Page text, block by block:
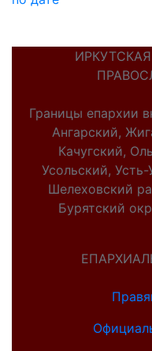
Границы епархии
Ангарский,
Качугский,
Усольский,
Шелеховский
Бурятский